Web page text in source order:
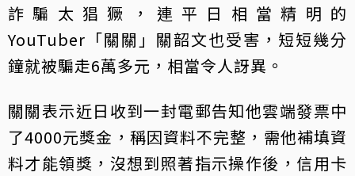
詐騙太猖獗，連平日相當精明的
YouTuber「關關」關韶文也受害，短短幾分
鐘就被騙走6萬多元，相當令人訝異。
關關表示近日收到一封電郵告知他雲端發票中
了4000元獎金，稱因資料不完整，需他補填資
料才能領獎，沒想到照著指示操作後，信用卡